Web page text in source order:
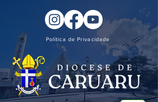
Política de Privacidade